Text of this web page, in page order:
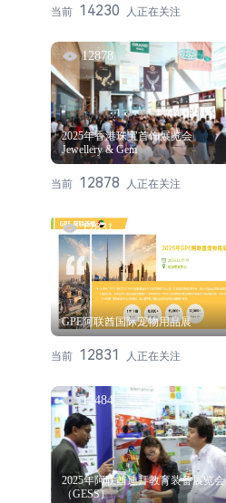
当前 14230 人正在关注
12878
2025年香港珠宝首饰展览会
Jewellery & Gem
当前 12878 人正在关注
12831
GPE阿联酋国际宠物用品展
当前 12831 人正在关注
12484
2025年阿联酋迪拜教育装备展览会
（GESS）